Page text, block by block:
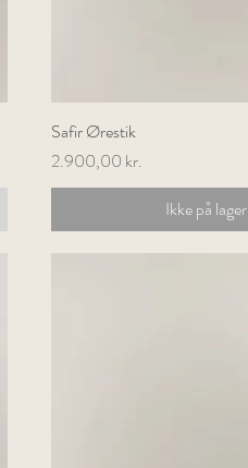
Safir Ørestik
Pris
2.900,00 kr.
Ikke på lager